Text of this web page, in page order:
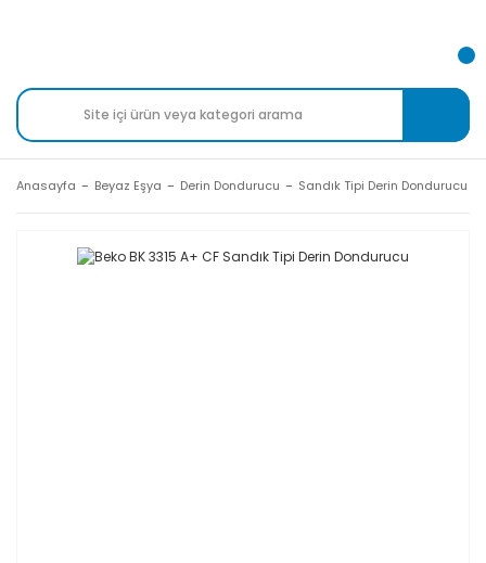
Anasayfa Beyaz Eşya Derin Dondurucu Sandık Tipi Derin Dondurucu